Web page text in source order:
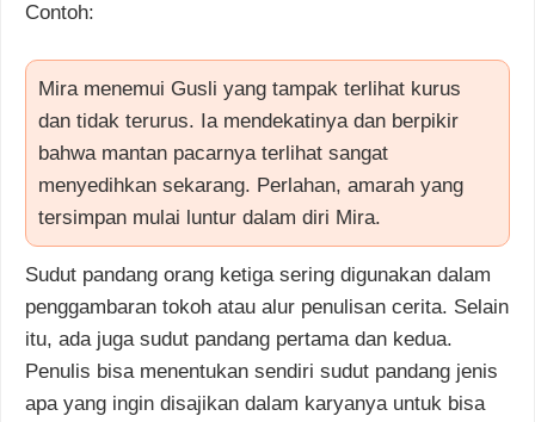
Contoh:
Mira menemui Gusli yang tampak terlihat kurus
dan tidak terurus. Ia mendekatinya dan berpikir
bahwa mantan pacarnya terlihat sangat
menyedihkan sekarang. Perlahan, amarah yang
tersimpan mulai luntur dalam diri Mira.
Sudut pandang orang ketiga sering digunakan dalam
penggambaran tokoh atau alur penulisan cerita. Selain
itu, ada juga sudut pandang pertama dan kedua.
Penulis bisa menentukan sendiri sudut pandang jenis
apa yang ingin disajikan dalam karyanya untuk bisa